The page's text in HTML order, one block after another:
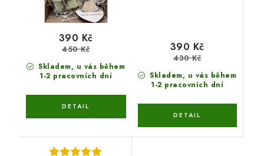
Skladem, u vás během
1-2 pracovních dní
390 Kč
450 Kč
Skladem, u vás během
1-2 pracovních dní
390 Kč
430 Kč